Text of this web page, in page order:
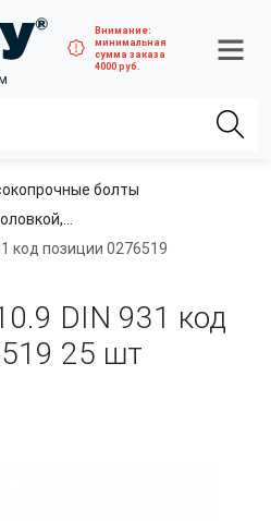
Внимание:
минимальная
сумма заказа
4000 руб.
болты
10.9 и 12.9
код позиции 0276519
DIN 931 код
25 шт